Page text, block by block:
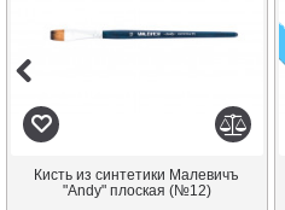
Кисть из синтетики Малевичъ
"Andy" плоская (№12)